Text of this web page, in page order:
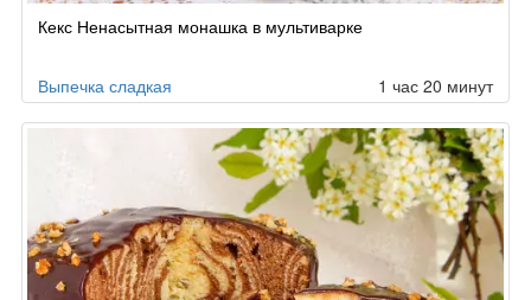
Кекс Ненасытная монашка в мультиварке
Выпечка сладкая 1 час 20 минут